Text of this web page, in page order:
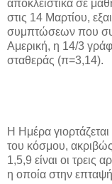
αποκλειστικά σε
στις 14 Μαρτίου,
συμπτώσεων που
Αμερική, η 14/3
σταθεράς (π=3,14).
Η Ημέρα
του κόσμου,
1,5,9 είναι οι τρεις
η οποία στην